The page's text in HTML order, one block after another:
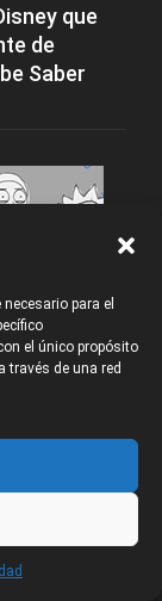
para el
el único propósito
través de una red
que
de
Saber